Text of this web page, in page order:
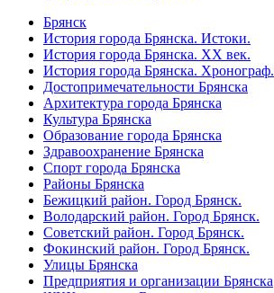
Брянск
История города Брянска. Истоки.
История города Брянска. XX век.
История города Брянска. Хронограф.
Достопримечательности Брянска
Архитектура города Брянска
Культура Брянска
Образование города Брянска
Здравоохранение Брянска
Спорт города Брянска
Районы Брянска
Бежицкий район. Город Брянск.
Володарский район. Город Брянск.
Советский район. Город Брянск.
Фокинский район. Город Брянск.
Улицы Брянска
Предприятия и организации Брянска